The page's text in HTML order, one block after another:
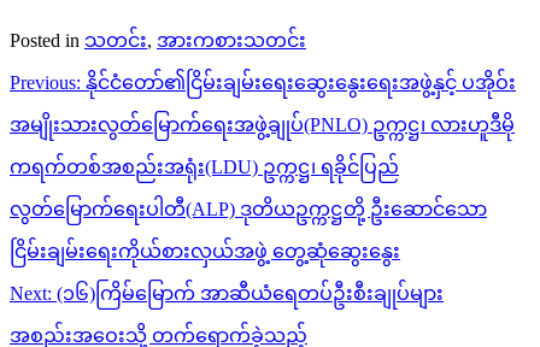
Posted in သတင်း, အားကစားသတင်း
Post
navigation
Previous: နိုင်ငံတော်၏ငြိမ်းချမ်းရေးဆွေးနွေးရေးအဖွဲ့နှင့် ပအိုဝ်း
အမျိုးသားလွတ်မြောက်ရေးအဖွဲ့ချုပ်(PNLO) ဥက္ကဋ္ဌ၊ လားဟူဒီမို
ကရက်တစ်အစည်းအရုံး(LDU) ဥက္ကဋ္ဌ၊ ရခိုင်ပြည်
လွတ်မြောက်ရေးပါတီ(ALP) ဒုတိယဥက္ကဋ္ဌတို့ ဦးဆောင်သော
ငြိမ်းချမ်းရေးကိုယ်စားလှယ်အဖွဲ့ တွေ့ဆုံဆွေးနွေး
Next: (၁၆)ကြိမ်မြောက် အာဆီယံရေတပ်ဦးစီးချုပ်များ
အစည်းအဝေးသို့ တက်ရောက်ခဲ့သည့်